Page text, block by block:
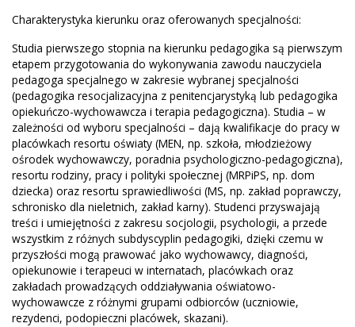
Charakterystyka kierunku oraz oferowanych specjalności:
Studia pierwszego stopnia na kierunku pedagogika są pierwszym
etapem przygotowania do wykonywania zawodu nauczyciela
pedagoga specjalnego w zakresie wybranej specjalności
(pedagogika resocjalizacyjna z penitencjarystyką lub pedagogika
opiekuńczo-wychowawcza i terapia pedagogiczna). Studia – w
zależności od wyboru specjalności – dają kwalifikacje do pracy w
placówkach resortu oświaty (MEN, np. szkoła, młodzieżowy
ośrodek wychowawczy, poradnia psychologiczno-pedagogiczna),
resortu rodziny, pracy i polityki społecznej (MRPiPS, np. dom
dziecka) oraz resortu sprawiedliwości (MS, np. zakład poprawczy,
schronisko dla nieletnich, zakład karny). Studenci przyswajają
treści i umiejętności z zakresu socjologii, psychologii, a przede
wszystkim z różnych subdyscyplin pedagogiki, dzięki czemu w
przyszłości mogą prawować jako wychowawcy, diagności,
opiekunowie i terapeuci w internatach, placówkach oraz
zakładach prowadzących oddziaływania oświatowo-
wychowawcze z różnymi grupami odbiorców (uczniowie,
rezydenci, podopieczni placówek, skazani).